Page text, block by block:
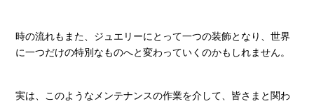
時の流れもまた、ジュエリーにとって一つの装飾となり、世界
に一つだけの特別なものへと変わっていくのかもしれません。
実は、このようなメンテナンスの作業を介して、皆さまと関わ